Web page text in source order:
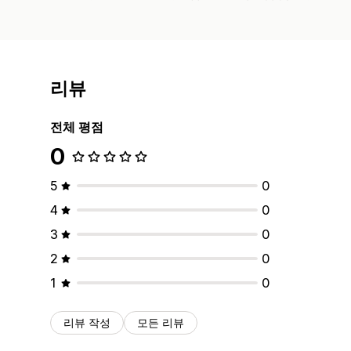
리뷰
전체 평점
0
5
0
4
0
3
0
2
0
1
0
리뷰 작성 모든 리뷰